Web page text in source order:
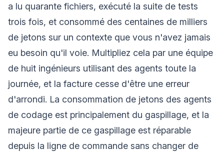
a lu quarante fichiers, exécuté la suite de tests
trois fois, et consommé des centaines de milliers
de jetons sur un contexte que vous n'avez jamais
eu besoin qu'il voie. Multipliez cela par une équipe
de huit ingénieurs utilisant des agents toute la
journée, et la facture cesse d'être une erreur
d'arrondi. La consommation de jetons des agents
de codage est principalement du gaspillage, et la
majeure partie de ce gaspillage est réparable
depuis la ligne de commande sans changer de